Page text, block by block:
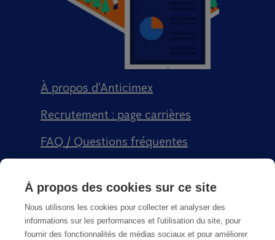
À propos d'Anticimex
Recrutement : page carrières
FAQ / Questions fréquentes
Conditions générales de vente CGPS
À propos des cookies sur ce site
Nous utilisons les cookies pour collecter et analyser des
informations sur les performances et l'utilisation du site, pour
fournir des fonctionnalités de médias sociaux et pour améliorer